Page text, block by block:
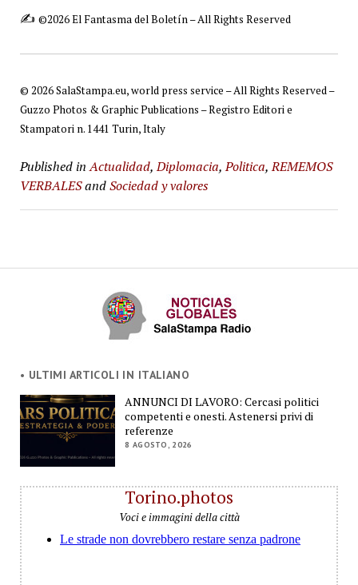
• ULTIMI ARTICOLI IN ITALIANO
ANNUNCI DI LAVORO: Cercasi politici
competenti e onesti. Astenersi privi di
referenze
8 AGOSTO, 2026
Torino.photos
Voci e immagini della città
✍️ ©2026 El Fantasma del Boletín – All Rights Reserved
© 2026 SalaStampa.eu, world press service – All Rights Reserved –
Guzzo Photos & Graphic Publications – Registro Editori e
Stampatori n. 1441 Turin, Italy
Published in Actualidad,Diplomacia,Politica,REMEMOS
VERBALESandSociedad y valores